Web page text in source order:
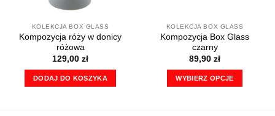
produktu
KOLEKCJA BOX GLASS
Kompozycja róży w donicy
różowa
129,00 zł
DODAJ DO KOSZYKA
KOLEKCJA BOX GLASS
Kompozycja Box Glass
czarny
89,90 zł
WYBIERZ OPCJE